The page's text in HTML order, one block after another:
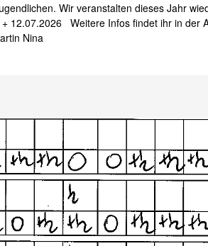
Wir veranstalten dieses Jahr
+ 12.07.2026 Weitere Infos findet ihr in
Nina